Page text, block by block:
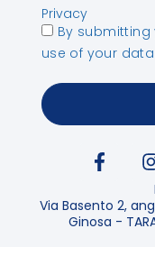
Privacy
By
use of your
Via Basento 2,
Ginosa -